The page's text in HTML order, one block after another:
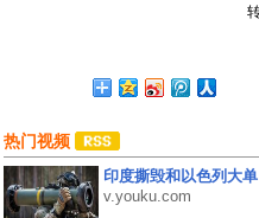
热门视频
印度撕毁和以色列大单
v.youku.com